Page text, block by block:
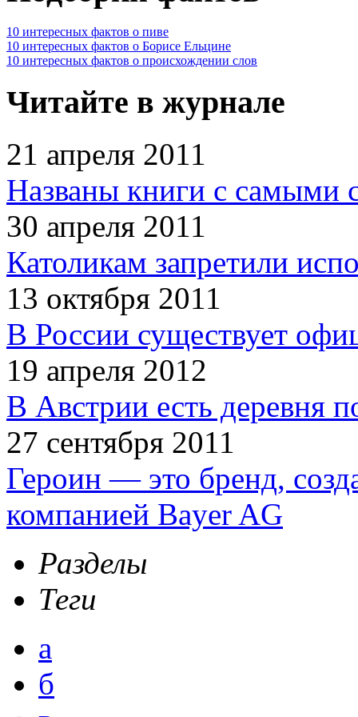
10 интересных фактов о пиве
10 интересных фактов о Борисе Ельцине
10 интересных фактов о происхождении слов
Читайте в журнале
21 апреля 2011
Названы книги с самыми
30 апреля 2011
Католикам запретили
13 октября 2011
В России существует
19 апреля 2012
В Австрии есть деревня
27 сентября 2011
Героин — это бренд,
компанией Bayer AG
Разделы
Теги
а
б